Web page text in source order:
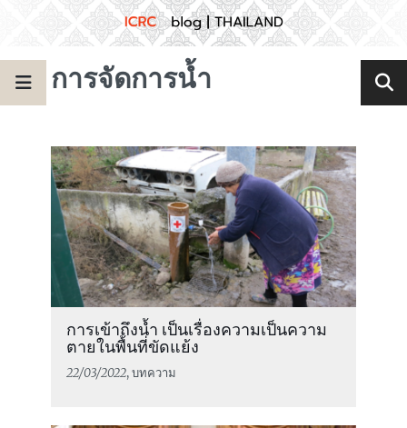
การจัดการน้ำ
การเข้าถึงน้ำ เป็นเรื่องความเป็นความ
ตายในพื้นที่ขัดแย้ง
22/03/2022, บทความ